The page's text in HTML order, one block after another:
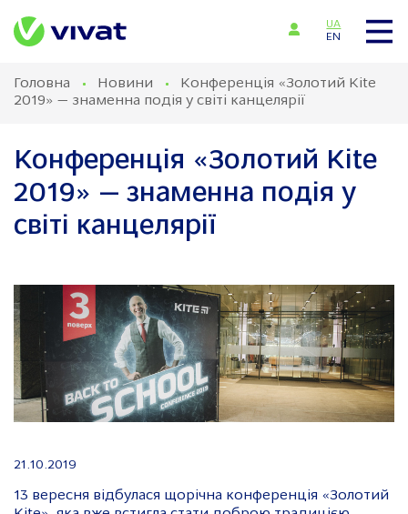
UA
EN
Головна Новини
Конференція «Золотий Kite
2019» — знаменна подія у світі канцелярії
Конференція «Золотий Kite
2019» — знаменна подія у
світі канцелярії
21.10.2019
13 вересня відбулася щорічна конференція «Золотий